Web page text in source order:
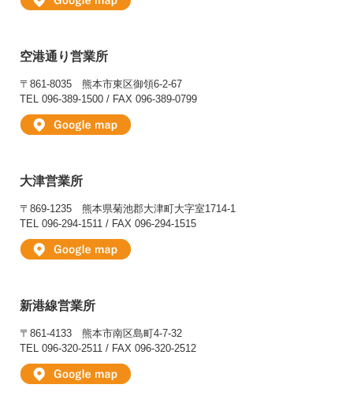
空港通り営業所
〒861-8035 熊本市東区御領6-2-67
TEL 096-389-1500 / FAX 096-389-0799
大津営業所
〒869-1235 熊本県菊池郡大津町大字室1714-1
TEL 096-294-1511 / FAX 096-294-1515
新港線営業所
〒861-4133 熊本市南区島町4-7-32
TEL 096-320-2511 / FAX 096-320-2512